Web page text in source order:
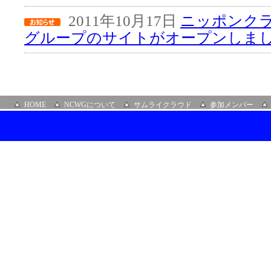
2011年10月17日 ニッポンク
グループのサイトがオープンしま
HOME NCWGについて サムライクラウド 参加メンバー